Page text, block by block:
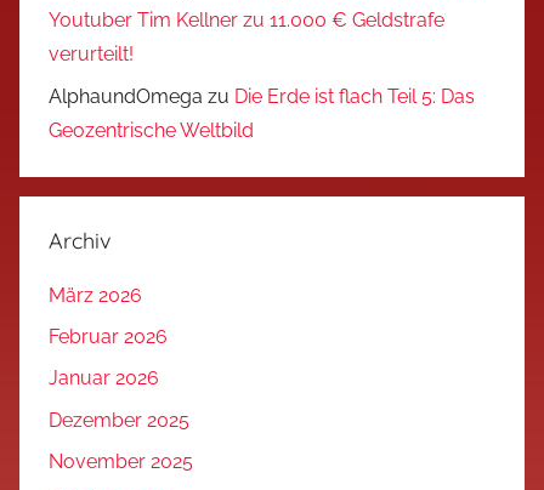
Youtuber Tim Kellner zu 11.000 € Geldstrafe
verurteilt!
AlphaundOmega zu Die Erde ist flach Teil 5: Das
Geozentrische Weltbild
Archiv
März 2026
Februar 2026
Januar 2026
Dezember 2025
November 2025